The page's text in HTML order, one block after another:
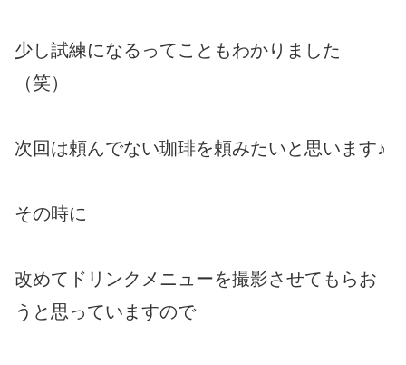
少し試練になるってこともわかりました
（笑）
次回は頼んでない珈琲を頼みたいと思います♪
その時に
改めてドリンクメニューを撮影させてもらお
うと思っていますので